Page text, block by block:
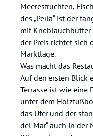
Meeresfrüchten,
des „Perla“ ist der
mit Knoblauchbutter
der Preis richtet sich
Marktlage.
Was macht das
Auf den ersten Blick
Terrasse ist wie eine
unter dem
das Ufer und der
del Mar“ auch in der